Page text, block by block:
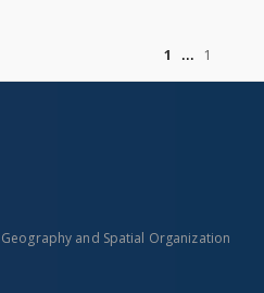
1
1
and Spatial Organization